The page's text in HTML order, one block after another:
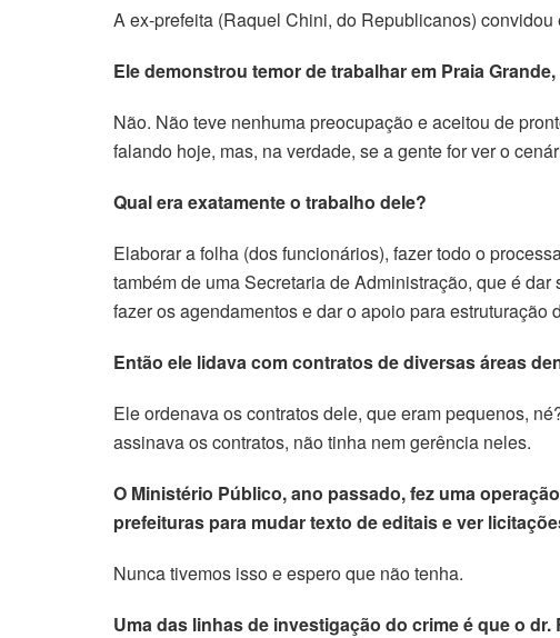
A ex-prefeita (Raquel Chini, do Republicanos)
Ele demonstrou temor de trabalhar em Praia
Não. Não teve nenhuma preocupação e aceitou de
falando hoje, mas, na verdade, se a gente for ver o
Qual era exatamente o trabalho dele?
Elaborar a folha (dos funcionários), fazer todo o
também de uma Secretaria de Administração, que é
fazer os agendamentos e dar o apoio para estruturação
Então ele lidava com contratos de diversas áreas
Ele ordenava os contratos dele, que eram pequenos,
assinava os contratos, não tinha nem gerência neles.
O Ministério Público, ano passado, fez uma
prefeituras para mudar texto de editais e ver
Nunca tivemos isso e espero que não tenha.
Uma das linhas de investigação do crime é que o